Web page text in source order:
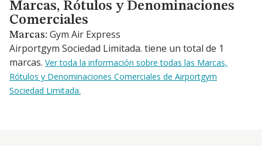
Marcas, Rótulos y Denominaciones
Comerciales
Marcas: Gym Air Express
Airportgym Sociedad Limitada. tiene un total de 1
marcas. Ver toda la información sobre todas las Marcas,
Rótulos y Denominaciones Comerciales de Airportgym
Sociedad Limitada.